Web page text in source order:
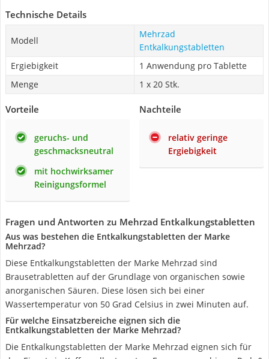
Technische Details
Modell
Mehrzad
Entkalkungstabletten
Ergiebigkeit
1 Anwendung pro Tablette
Menge
1 x 20 Stk.
Vorteile
geruchs- und
geschmacksneutral
mit hochwirksamer
Reinigungsformel
Nachteile
relativ geringe
Ergiebigkeit
Fragen und Antworten zu Mehrzad Entkalkungstabletten
Aus was bestehen die Entkalkungstabletten der Marke
Mehrzad?
Diese Entkalkungstabletten der Marke Mehrzad sind
Brausetrabletten auf der Grundlage von organischen sowie
anorganischen Säuren. Diese lösen sich bei einer
Wassertemperatur von 50 Grad Celsius in zwei Minuten auf.
Für welche Einsatzbereiche eignen sich die
Entkalkungstabletten der Marke Mehrzad?
Die Entkalkungstabletten der Marke Mehrzad eignen sich für